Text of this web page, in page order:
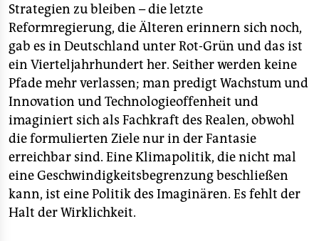
Strategien zu bleiben – die letzte
Reformregierung, die Älteren erinnern sich noch,
gab es in Deutschland unter Rot-Grün und das ist
ein Vierteljahrhundert her. Seither werden keine
Pfade mehr verlassen; man predigt Wachstum und
Innovation und Technologieoffenheit und
imaginiert sich als Fachkraft des Realen, obwohl
die formulierten Ziele nur in der Fantasie
erreichbar sind. Eine Klimapolitik, die nicht mal
eine Geschwindigkeitsbegrenzung beschließen
kann, ist eine Politik des Imaginären. Es fehlt der
Halt der Wirklichkeit.